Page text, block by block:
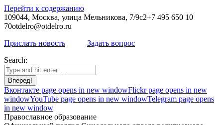
Перейти к содержанию
109044, Москва, улица Мельникова, 7/9с2+7 495 650 10
70otdelro@otdelro.ru
Прислать новость
Задать вопрос
Search:
Вконтакте page opens in new windowFlickr page opens in new
windowYouTube page opens in new windowTelegram page opens
in new window
Православное образование